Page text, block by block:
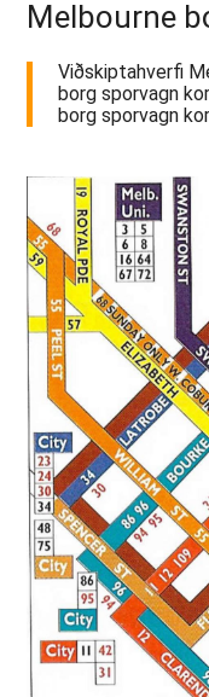
Melbourne
Viðskiptahverfi
borg sporvagn
borg sporvagn